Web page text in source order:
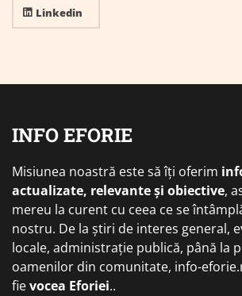
Linkedin
INFO EFORIE
Misiunea noastră este să îți oferim
actualizate, relevante și obiective,
mereu la curent cu ceea ce se
nostru. De la știri de interes general,
locale, administrație publică, până la
oamenilor din comunitate, info-
fievocea Eforiei..